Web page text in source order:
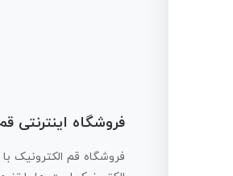
فروشگاه اینترنتی
فروشگاه قم الکترونیک